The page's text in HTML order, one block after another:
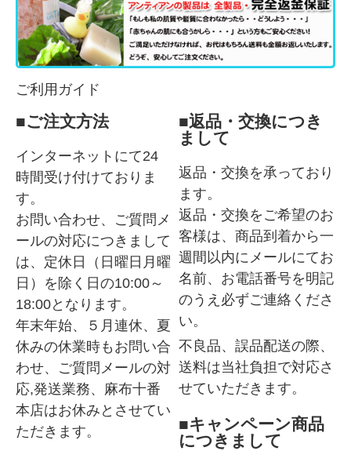
ご利用ガイド
■ご注文方法
インターネットにて24
時間受け付けておりま
す。
お問い合わせ、ご質問メ
ールの対応につきまして
は、定休日（日曜日月曜
日）を除く日の10:00～
18:00となります。
年末年始、５月連休、夏
休みの休業時もお問い合
わせ、ご質問メールの対
応,発送業務、麻布十番
本店はお休みとさせてい
ただきます。
■返品・交換につき
まして
返品・交換を承っており
ます。
返品・交換をご希望のお
客様は、商品到着から一
週間以内にメールにてお
名前、お電話番号を明記
のうえ必ずご連絡くださ
い。
不良品、誤品配送の際、
送料は当社負担で対応さ
せていただきます。
■キャンペーン商品
につきまして